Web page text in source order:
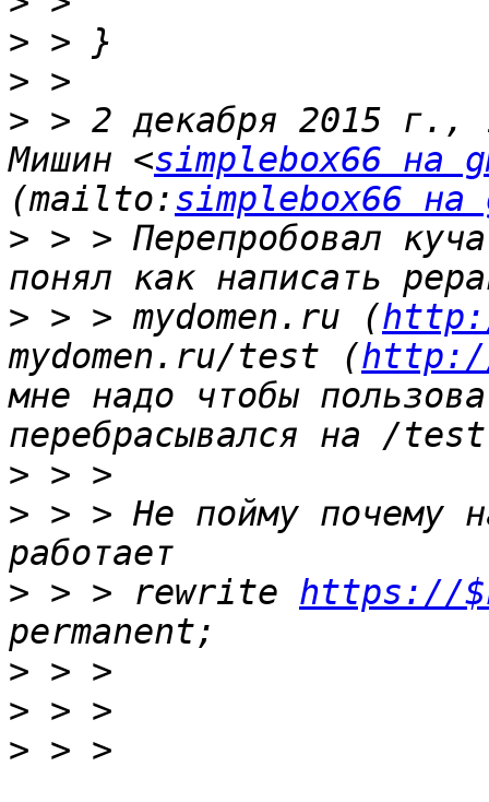
>
>
> > 2 декабря 2015 г.,
Мишин <simplebox66 на
(mailto:simplebox66 на
> > > Перепробовал
> > > mydomen.ru (
mydomen.ru/test (http://
мне надо чтобы
>
> > > Не пойму почему
> > > rewrite https://
>
>
> > >